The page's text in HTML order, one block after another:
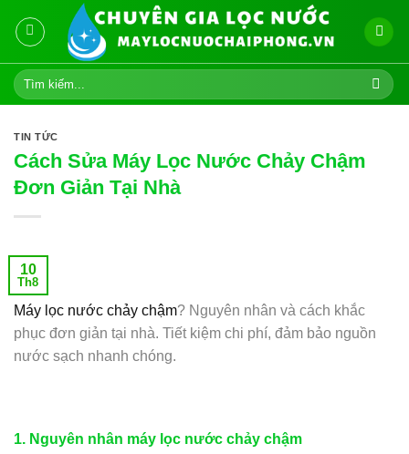
Tìm
kiếm:
TIN TỨC
Cách Sửa Máy Lọc Nước Chảy Chậm
Đơn Giản Tại Nhà
10
Th8
Máy lọc nước chảy chậm? Nguyên nhân và cách khắc
phục đơn giản tại nhà. Tiết kiệm chi phí, đảm bảo nguồn
nước sạch nhanh chóng.
1. Nguyên nhân máy lọc nước chảy chậm